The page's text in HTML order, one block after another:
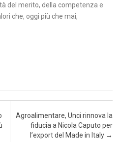
del merito, della competenza e
che, oggi più che mai,
Agroalimentare, Unci rinnova la
fiducia a Nicola Caputo per
l’export del Made in Italy →